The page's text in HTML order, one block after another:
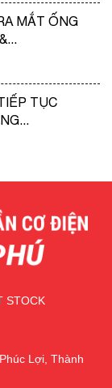
MẮT ỐNG
TỤC
STOCK
Lợi, Thành